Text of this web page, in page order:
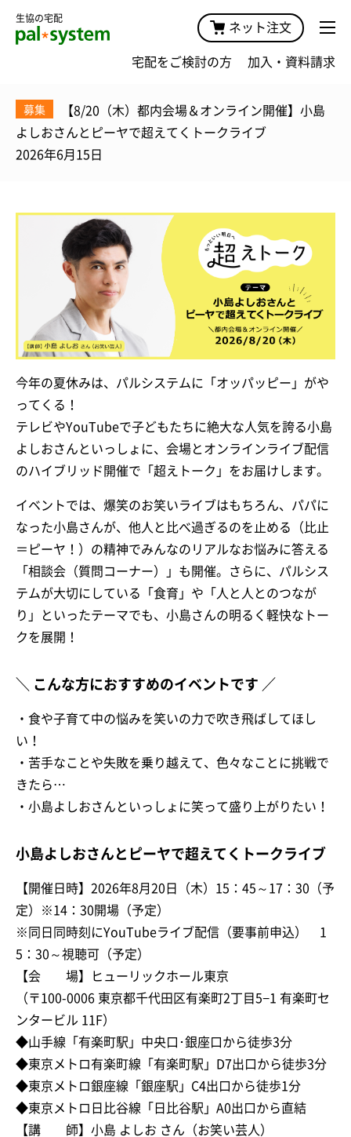
生協の宅配
ネット注文
宅配をご検討の方 加入・資料請求
募集
【8/20（木）都内会場＆オンライン開催】小島
よしおさんとピーヤで超えてくトークライブ
2026年6月15日
今年の夏休みは、パルシステムに「オッパッピー」がや
ってくる！
テレビやYouTubeで子どもたちに絶大な人気を誇る小島
よしおさんといっしょに、会場とオンラインライブ配信
のハイブリッド開催で「超えトーク」をお届けします。
イベントでは、爆笑のお笑いライブはもちろん、パパに
なった小島さんが、他人と比べ過ぎるのを止める（比止
＝ピーヤ！）の精神でみんなのリアルなお悩みに答える
「相談会（質問コーナー）」も開催。さらに、パルシス
テムが大切にしている「食育」や「人と人とのつなが
り」といったテーマでも、小島さんの明るく軽快なトー
クを展開！
＼ こんな方におすすめのイベントです ／
・食や子育て中の悩みを笑いの力で吹き飛ばしてほし
い！
・苦手なことや失敗を乗り越えて、色々なことに挑戦で
きたら…
・小島よしおさんといっしょに笑って盛り上がりたい！
小島よしおさんとピーヤで超えてくトークライブ
【開催日時】2026年8月20日（木）15：45～17：30（予
定）※14：30開場（予定）
※同日同時刻にYouTubeライブ配信（要事前申込） 1
5：30～視聴可（予定）
【会 場】ヒューリックホール東京
（〒100-0006 東京都千代田区有楽町2丁目5−1 有楽町セ
ンタービル 11F）
◆山手線「有楽町駅」中央口･銀座口から徒歩3分
◆東京メトロ有楽町線「有楽町駅」D7出口から徒歩3分
◆東京メトロ銀座線「銀座駅」C4出口から徒歩1分
◆東京メトロ日比谷線「日比谷駅」A0出口から直結
【講 師】小島 よしお さん（お笑い芸人）